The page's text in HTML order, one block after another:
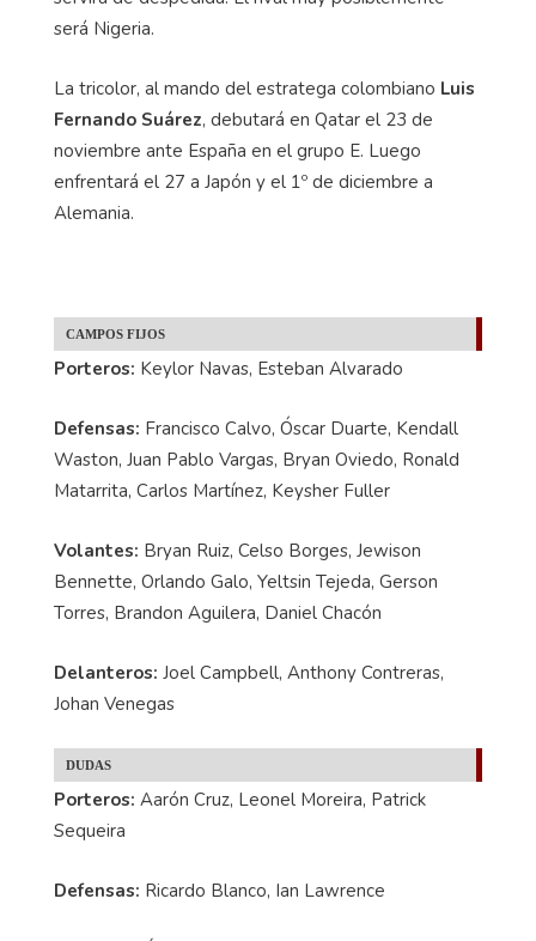
será Nigeria.
La tricolor, al mando del estratega colombiano Luis
Fernando Suárez, debutará en Qatar el 23 de
noviembre ante España en el grupo E. Luego
enfrentará el 27 a Japón y el 1º de diciembre a
Alemania.
CAMPOS FIJOS
Porteros: Keylor Navas, Esteban Alvarado
Defensas: Francisco Calvo, Óscar Duarte, Kendall
Waston, Juan Pablo Vargas, Bryan Oviedo, Ronald
Matarrita, Carlos Martínez, Keysher Fuller
Volantes: Bryan Ruiz, Celso Borges, Jewison
Bennette, Orlando Galo, Yeltsin Tejeda, Gerson
Torres, Brandon Aguilera, Daniel Chacón
Delanteros: Joel Campbell, Anthony Contreras,
Johan Venegas
DUDAS
Porteros: Aarón Cruz, Leonel Moreira, Patrick
Sequeira
Defensas: Ricardo Blanco, Ian Lawrence